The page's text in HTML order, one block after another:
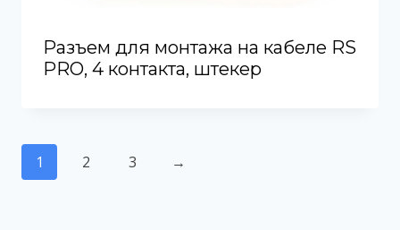
Разъем для монтажа на кабеле RS
PRO, 4 контакта, штекер
1 2 3 →